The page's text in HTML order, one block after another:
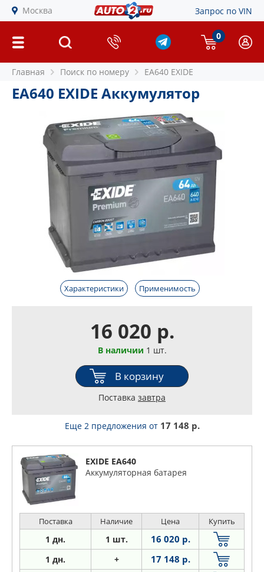
Москва Запрос по VIN
0
Главная Поиск по номеру EA640 EXIDE
EA640 EXIDE Аккумулятор
Характеристики Применимость
16 020 р.
В наличии 1 шт.
В корзину
Поставка завтра
Еще 2 предложения от 17 148 р.
EXIDE EA640
Аккумуляторная батарея
Поставка Наличие Цена Купить
1 дн. 1 шт. 16 020 р.
1 дн. + 17 148 р.